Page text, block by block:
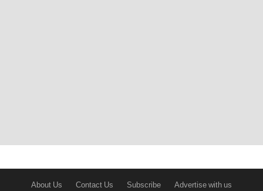
About Us Contact Us Subscribe
Advertise with us